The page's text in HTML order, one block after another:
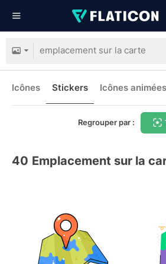
Icônes Stickers Icônes animées
Regrouper par :
40 Emplacement sur la